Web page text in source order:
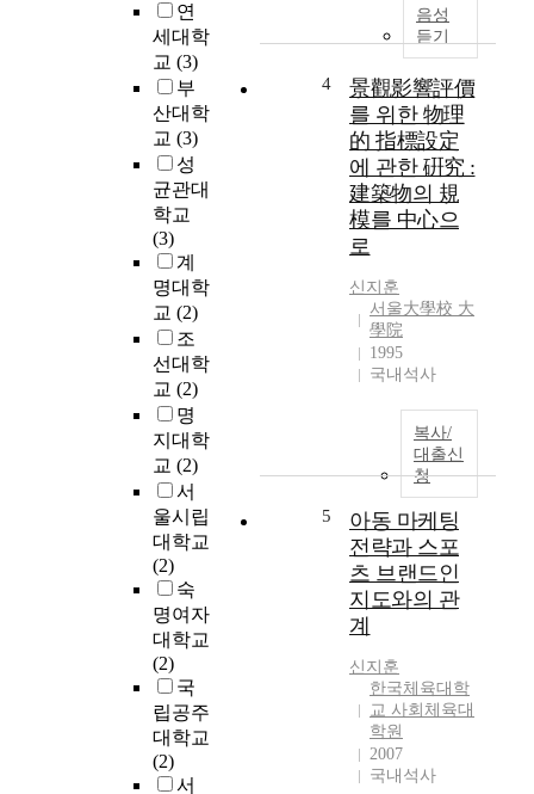
연
세대학
교 (3)
부
산대학
교 (3)
성
균관대
학교
(3)
계
명대학
교 (2)
조
선대학
교 (2)
명
지대학
교 (2)
서
울시립
대학교
(2)
숙
명여자
대학교
(2)
국
립공주
대학교
(2)
서
음성
듣기
4
景觀影響評價
를 위한 物理
的 指標設定
에 관한 硏究 :
建築物의 規
模를 中心으
로
신지훈
서울大學校 大
學院
1995
국내석사
복사/
대출신
청
5
아동 마케팅
전략과 스포
츠 브랜드인
지도와의 관
계
신지훈
한국체육대학
교 사회체육대
학원
2007
국내석사